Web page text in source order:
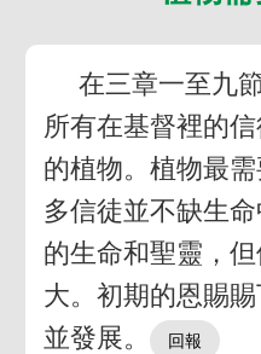
在三章一至九
所有在基督裡的
的植物。植物最
多信徒並不缺生
的生命和聖靈，
大。初期的恩賜
並發展。